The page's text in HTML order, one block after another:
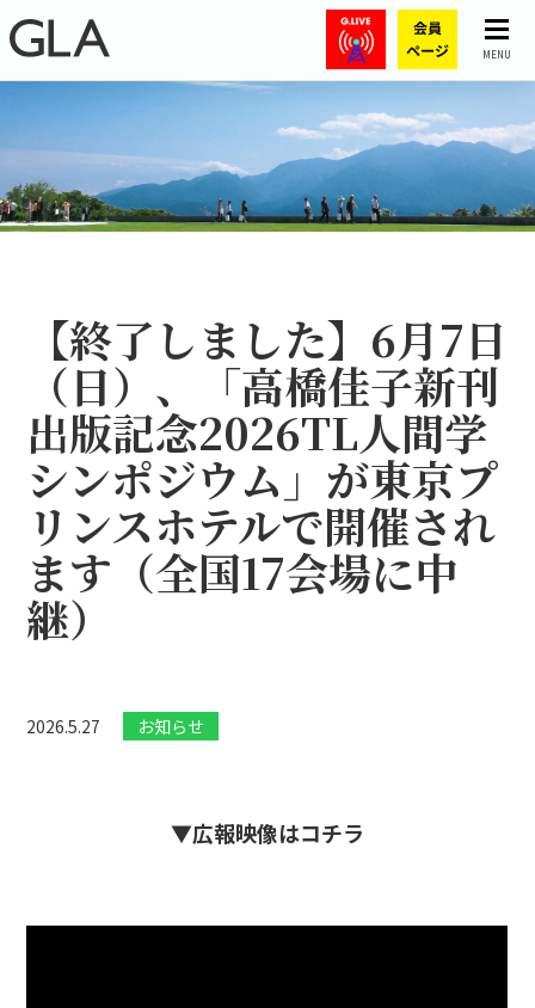
MENU
【終了しました】6月7日
（日）、「高橋佳子新刊
出版記念2026TL人間学
シンポジウム」が東京プ
リンスホテルで開催され
ます（全国17会場に中
継）
2026.5.27 お知らせ
▼広報映像はコチラ